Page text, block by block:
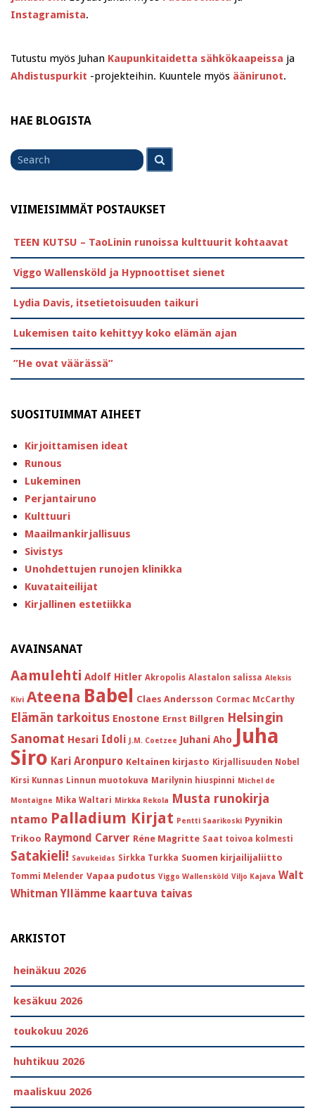
Instagramista.
Tutustu myös Juhan Kaupunkitaidetta sähkökaapeissa ja
Ahdistuspurkit -projekteihin. Kuuntele myös äänirunot.
HAE BLOGISTA
Search
for
VIIMEISIMMÄT POSTAUKSET
TEEN KUTSU – TaoLinin runoissa kulttuurit kohtaavat
Viggo Wallensköld ja Hypnoottiset sienet
Lydia Davis, itsetietoisuuden taikuri
Lukemisen taito kehittyy koko elämän ajan
”He ovat väärässä”
SUOSITUIMMAT AIHEET
Kirjoittamisen ideat
Runous
Lukeminen
Perjantairuno
Kulttuuri
Maailmankirjallisuus
Sivistys
Unohdettujen runojen klinikka
Kuvataiteilijat
Kirjallinen estetiikka
AVAINSANAT
Aamulehti Adolf Hitler Akropolis Alastalon salissa Aleksis
Kivi Ateena Babel Claes Andersson Cormac McCarthy
Elämän tarkoitus Enostone Ernst Billgren Helsingin
Sanomat Hesari Idoli J.M. Coetzee Juhani Aho Juha
Siro Kari Aronpuro Keltainen kirjasto Kirjallisuuden Nobel
Kirsi Kunnas Linnun muotokuva Marilynin hiuspinni Michel de
Montaigne Mika Waltari Mirkka Rekola Musta runokirja
ntamo Palladium Kirjat Pentti Saarikoski Pyynikin
Trikoo Raymond Carver Réne Magritte Saat toivoa kolmesti
Satakieli! Savukeidas Sirkka Turkka Suomen kirjailijaliitto
Tommi Melender Vapaa pudotus Viggo Wallensköld Viljo Kajava Walt
Whitman Yllämme kaartuva taivas
ARKISTOT
heinäkuu 2026
kesäkuu 2026
toukokuu 2026
huhtikuu 2026
maaliskuu 2026